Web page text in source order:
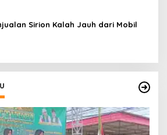
Sirion Kalah Jauh dari Mobil